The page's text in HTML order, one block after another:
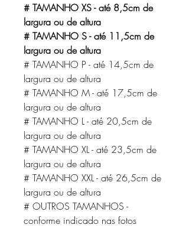
# TAMANHO XS - até 8,5cm de
largura ou de altura
# TAMANHO S - até 11,5cm de
largura ou de altura
# TAMANHO P - até 14,5cm de
largura ou de altura
# TAMANHO M - até 17,5cm de
largura ou de altura
# TAMANHO L - até 20,5cm de
largura ou de altura
# TAMANHO XL - até 23,5cm de
largura ou de altura
# TAMANHO XXL - até 26,5cm de
largura ou de altura
# OUTROS TAMANHOS -
conforme indicado nas fotos